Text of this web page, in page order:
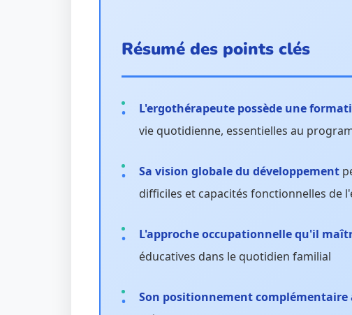
Résumé des points clés
L'ergothérapeute possède une
vie quotidienne, essentielles au
Sa vision globale du développement
difficiles et capacités fonctionnelles de
L'approche occupationnelle qu'il
éducatives dans le quotidien familial
Son positionnement complémentaire